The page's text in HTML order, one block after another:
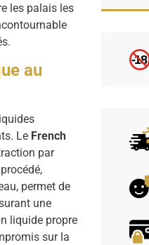
les palais les
au
Le French
par
permet de
une
liquide propre
sur la
-18